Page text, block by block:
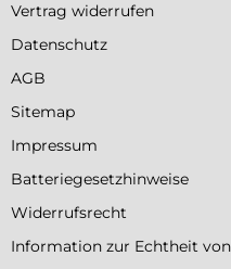
Vertrag widerrufen
Datenschutz
AGB
Sitemap
Impressum
Batteriegesetzhinweise
Widerrufsrecht
Information zur Echtheit